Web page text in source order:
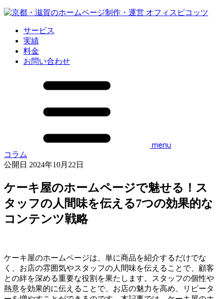
サービス
実績
料金
お問い合わせ
menu
コラム
公開日 2024年10月22日
ケーキ屋のホームページで魅せる！ス
タッフの人間味を伝える7つの効果的な
コンテンツ戦略
ケーキ屋のホームページは、単に商品を紹介するだけでな
く、お店の雰囲気やスタッフの人間味を伝えることで、顧客
との絆を深める重要な役割を果たします。スタッフの個性や
熱意を効果的に伝えることで、お店の魅力を高め、リピータ